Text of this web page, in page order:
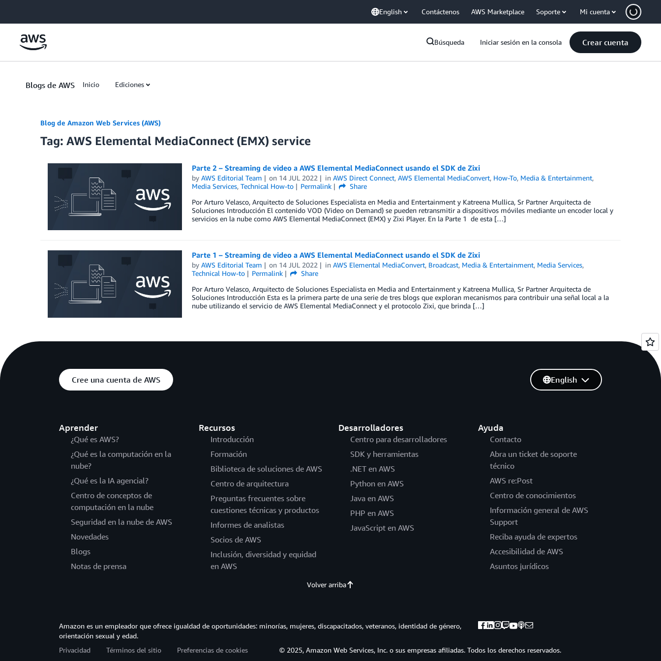
English Contáctenos AWS Marketplace Soporte Mi cuenta
Búsqueda Iniciar sesión en la consola Crear cuenta
Blogs de AWS Inicio Ediciones
Blog de Amazon Web Services (AWS)
Tag: AWS Elemental MediaConnect (EMX) service
Parte 2 – Streaming de video a AWS Elemental MediaConnect usando el SDK de Zixi
by AWS Editorial Team on 14 JUL 2022 inAWS Direct Connect,AWS Elemental MediaConvert, How-To, Media & Entertainment,
Media Services, Technical How-to Permalink
Share
Por Arturo Velasco, Arquitecto de Soluciones Especialista en Media and Entertainment y Katreena Mullica, Sr Partner Arquitecta de
Soluciones Introducción El contenido VOD (Video on Demand) se pueden retransmitir a dispositivos móviles mediante un encoder local y
servicios en la nube como AWS Elemental MediaConnect (EMX) y Zixi Player. En la Parte 1 de esta […]
Parte 1 – Streaming de video a AWS Elemental MediaConnect usando el SDK de Zixi
by AWS Editorial Team on 14 JUL 2022 inAWS Elemental MediaConvert, Broadcast, Media & Entertainment, Media Services,
Technical How-to
Permalink
Share
Por Arturo Velasco, Arquitecto de Soluciones Especialista en Media and Entertainment y Katreena Mullica, Sr Partner Arquitecta de
Soluciones Introducción Esta es la primera parte de una serie de tres blogs que exploran mecanismos para contribuir una señal local a la
nube utilizando el servicio de AWS Elemental MediaConnect y el protocolo Zixi, que brinda […]
Cree una cuenta de AWS
Aprender
¿Qué es AWS?
¿Qué es la computación en la
nube?
¿Qué es la IA agencial?
Centro de conceptos de
computación en la nube
Seguridad en la nube de AWS
Novedades
Blogs
Notas de prensa
Recursos
Introducción
Formación
Biblioteca de soluciones de AWS
Centro de arquitectura
Preguntas frecuentes sobre
cuestiones técnicas y productos
Informes de analistas
Socios de AWS
Inclusión, diversidad y equidad
en AWS
Desarrolladores
Centro para desarrolladores
SDK y herramientas
.NET en AWS
Python en AWS
Java en AWS
PHP en AWS
JavaScript en AWS
Ayuda
Contacto
Abra un ticket de soporte
técnico
AWS re:Post
Centro de conocimientos
Información general de AWS
Support
Reciba ayuda de expertos
Accesibilidad de AWS
Asuntos jurídicos
English
Volver arriba
Amazon es un empleador que ofrece igualdad de oportunidades: minorías, mujeres, discapacitados, veteranos, identidad de género,
orientación sexual y edad.
Privacidad
Términos del sitio Preferencias de cookies © 2025, Amazon Web Services, Inc. o sus empresas afiliadas. Todos los derechos reservados.